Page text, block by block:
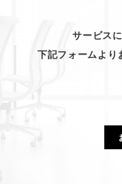
サービス
下記フォームより